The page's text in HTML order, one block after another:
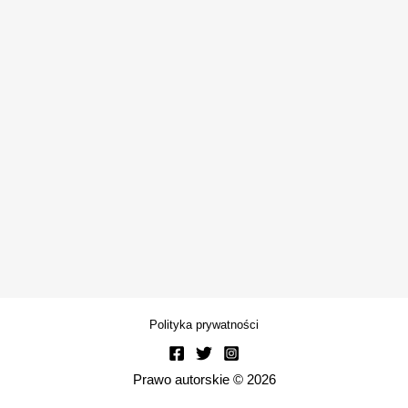
Polityka prywatności
Prawo autorskie © 2026